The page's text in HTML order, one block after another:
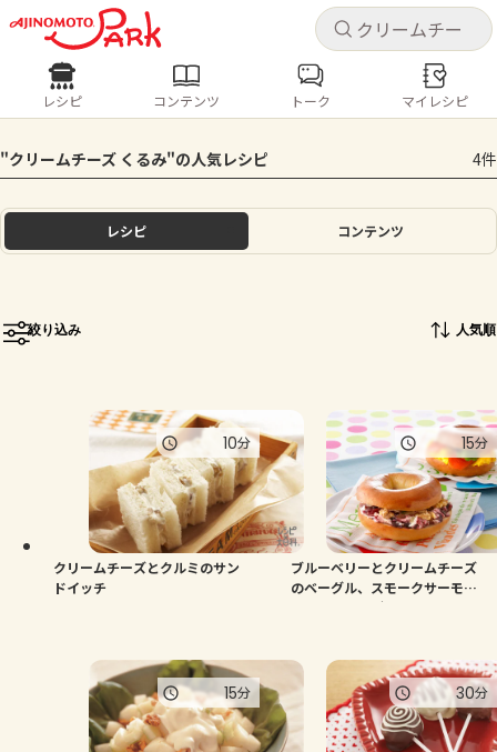
キャ
ログインするとレシピを保存できます
ログイン
ホーム
トーク
よくあるお問い合わせ
お買い物
キャ
レシピ コンテンツ
人気の食材・レシピ
きゅうり なす トマト とうもろこし
ピーマン
レシピ コンテンツ トーク マイレシピ
"クリームチーズ くるみ"の人気レシピ 4件
レシピ コンテンツ
絞り込み 人気順
クリームチーズとクルミのサン
ドイッチ
10分
ブルーベリーとクリームチーズ
のベーグル、スモークサーモン
のサンドベーグル
15分
15分 30分